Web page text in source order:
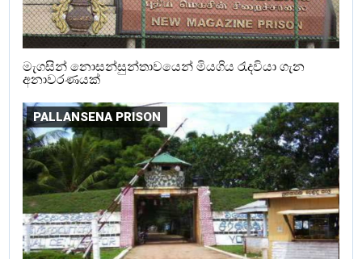
මැගසින් නොසන්සුන්තාවයෙන් මියගිය රැදවියා ගැන
අනාවරණයක්
PALLANSENA PRISON